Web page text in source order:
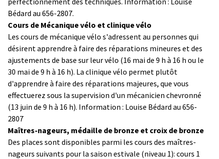
Bédard au 656-2807.
Cours de Mécanique vélo et clinique vélo
Les cours de mécanique vélo s'adressent au personnes qui
désirent apprendre à faire des réparations mineures et des
ajustements de base sur leur vélo (16 mai de 9 h à 16 h ou le
30 mai de 9 h à 16 h). La clinique vélo permet plutôt
d'apprendre à faire des réparations majeures, que vous
effectuerez sous la supervision d'un mécanicien chevronné
(13 juin de 9 h à 16 h). Information : Louise Bédard au 656-
2807
Maîtres-nageurs, médaille de bronze et croix de bronze
Des places sont disponibles parmi les cours des maîtres-
nageurs suivants pour la saison estivale (niveau 1): cours 1